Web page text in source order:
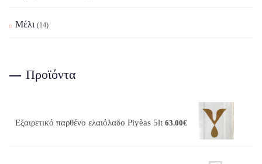
Μέλι (14)
Προϊόντα
Εξαιρετικό παρθένο ελαιόλαδο Piyèas 5lt 63.00€